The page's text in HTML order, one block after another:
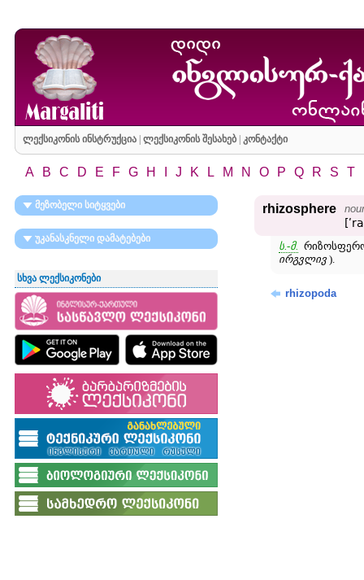
ლექსიკონის ინსტრუქცია| ლექსიკონის შესახებ| კონტაქტი
A B C D E F G H J K L M N O P Q R S T
მეზობელი სიტყვები
უკანასკნელი დამატებები
სხვა ლექსიკონები
rhizosphere
ს.-მ.
ირგვლივ ).
rhizopoda